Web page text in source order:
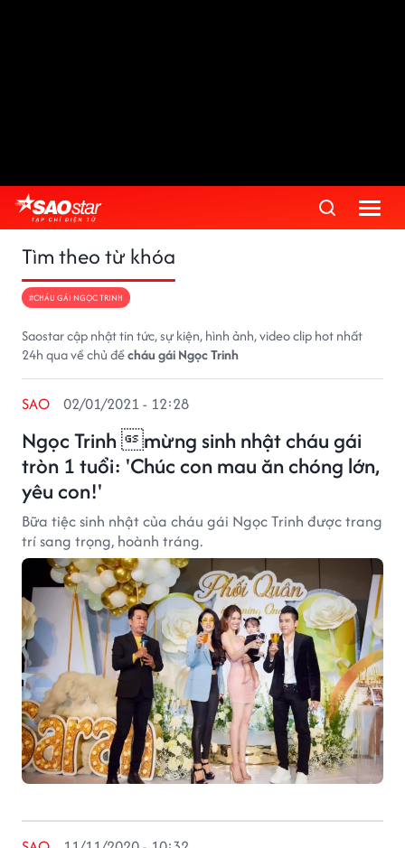
Tìm theo từ khóa
#CHÁU GÁI NGỌC TRINH
Saostar cập nhật tin tức, sự kiện, hình ảnh, video clip hot nhất
24h qua về chủ đềcháu gái Ngọc Trinh
Ngọc Trinh mừng sinh nhật cháu gái
tròn 1 tuổi: 'Chúc con mau ăn chóng lớn,
yêu con!'
SAO 02/01/2021 - 12:28
Bữa tiệc sinh nhật của cháu gái Ngọc Trinh được trang
trí sang trọng, hoành tráng.